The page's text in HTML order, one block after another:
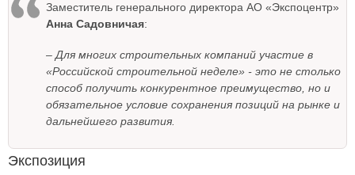
Заместитель генерального директора АО «Экспоцентр»
Анна Садовничая:
– Для многих строительных компаний участие в
«Российской строительной неделе» - это не столько
способ получить конкурентное преимущество, но и
обязательное условие сохранения позиций на рынке и
дальнейшего развития.
Экспозиция